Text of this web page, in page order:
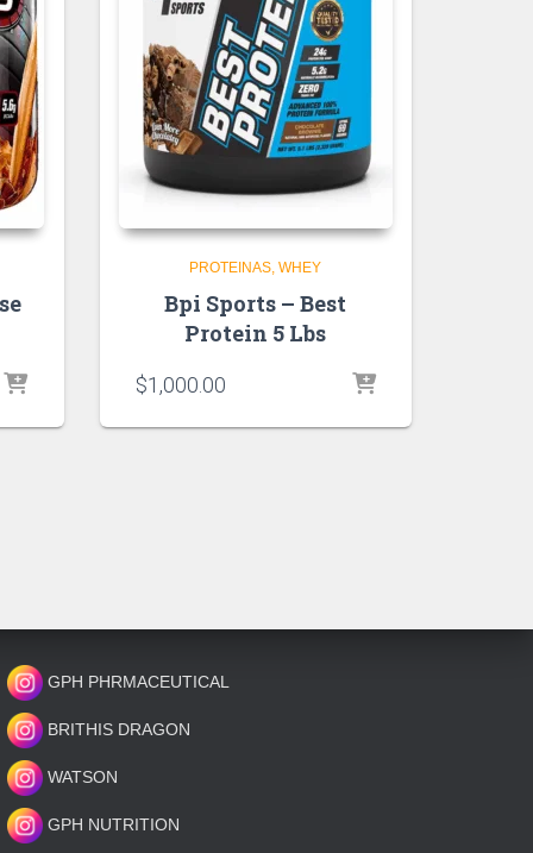
PROTEINAS WHEY
Bpi Sports – Best
Protein 5 Lbs
$1,000.00
GPH PHRMACEUTICAL
BRITHIS DRAGON
WATSON
GPH NUTRITION